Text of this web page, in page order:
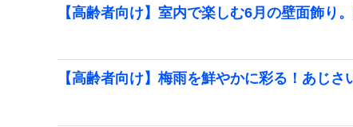
【高齢者向け】室内で楽しむ6月の壁面飾り
【高齢者向け】梅雨を鮮やかに彩る！あじ